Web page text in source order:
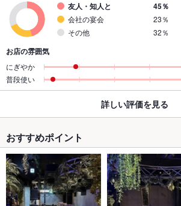
友人・知人と
45％
会社の宴会
23％
その他
32％
お店の雰囲気
にぎやか
普段使い
詳しい評価を見る
おすすめポイント